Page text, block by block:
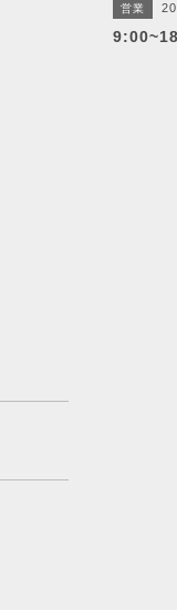
営業